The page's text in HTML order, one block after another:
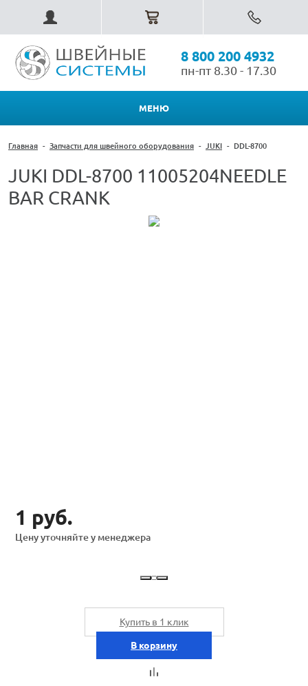
8 800 200 4932
пн-пт 8.30 - 17.30
МЕНЮ
Главная - Запчасти для швейного оборудования - JUKI - DDL-8700
JUKI DDL-8700 11005204NEEDLE
BAR CRANK
1 руб.
Цену уточняйте у менеджера
Купить в 1 клик
В корзину